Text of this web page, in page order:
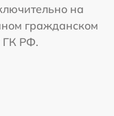
на
гражданском
ГК РФ.